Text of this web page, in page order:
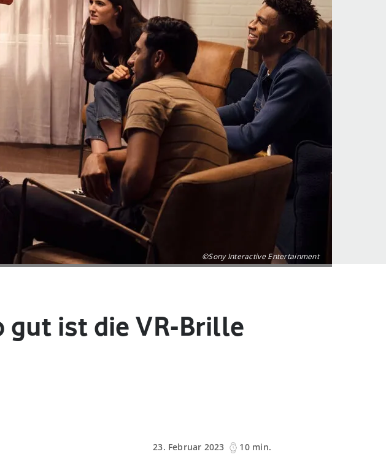
©Sony Interactive Entertainment
gut ist die VR-Brille
23. Februar 2023
10 min.